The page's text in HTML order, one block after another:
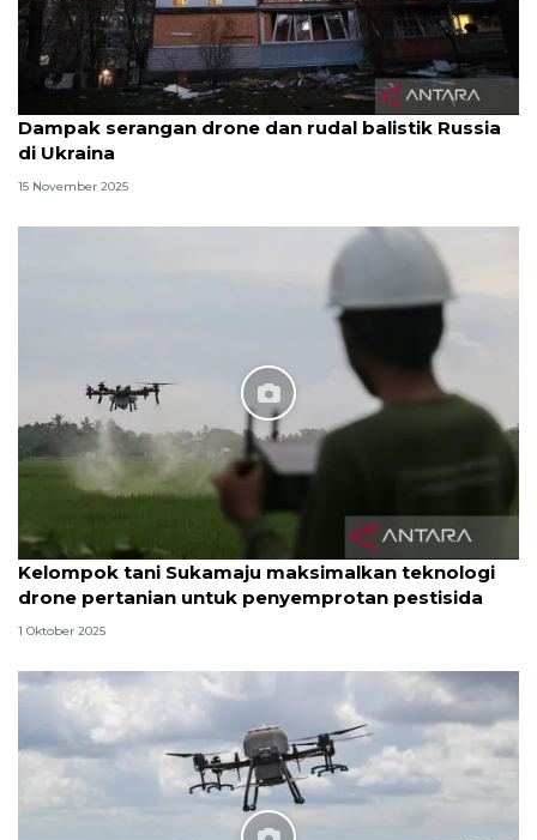
Dampak serangan drone dan rudal balistik Russia
di Ukraina
15 November 2025
Kelompok tani Sukamaju maksimalkan teknologi
drone pertanian untuk penyemprotan pestisida
1 Oktober 2025